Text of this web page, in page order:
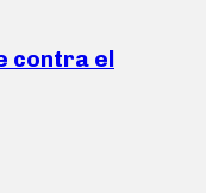
contra el